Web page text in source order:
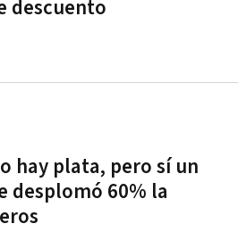
descuento
hay plata, pero sí un
desplomó 60% la